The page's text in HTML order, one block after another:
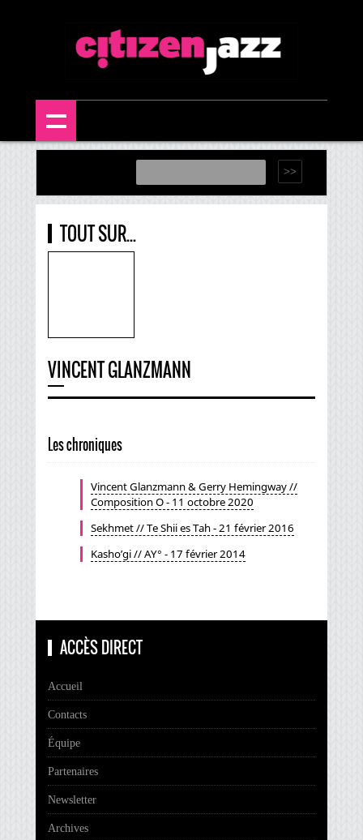
TOUT SUR...
VINCENT GLANZMANN
Les chroniques
Vincent Glanzmann & Gerry Hemingway //
Composition O - 11 octobre 2020
Sekhmet // Te Shii es Tah - 21 février 2016
Kasho’gi // AY° - 17 février 2014
ACCÈS DIRECT
Accueil
Contacts
Équipe
Partenaires
Newsletter
Archives